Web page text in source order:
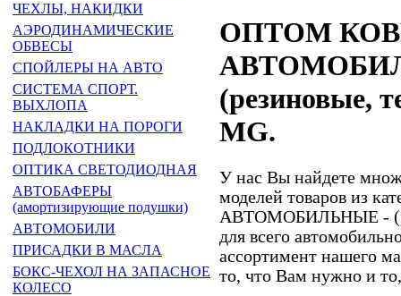
ЧЕХЛЫ, НАКИДКИ
АЭРОДИНАМИЧЕСКИЕ
ОБВЕСЫ
СПОЙЛЕРЫ НА АВТО
СИСТЕМА СПОРТ.
ВЫХЛОПА
НАКЛАДКИ НА ПОРОГИ
ПОДЛОКОТНИКИ
ОПТИКА СВЕТОДИОДНАЯ
АВТОБАФЕРЫ
(амортизирующие подушки)
АВТОМОБИЛИ
ПРИСАДКИ В МАСЛА
БОКС-ЧЕХОЛ НА ЗАПАСНОЕ
КОЛЕСО
ОПТОМ
(резиновые,
MG.
У нас Вы найдете
моделей товаров из
АВТОМОБИЛЬНЫЕ -
для всего
ассортимент нашего
то, что Вам нужно и